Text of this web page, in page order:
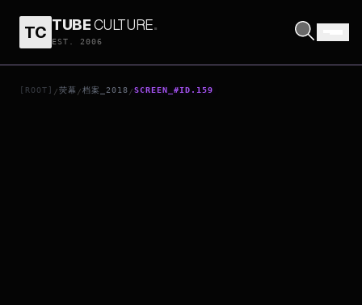
TC TUBECULTURE.
EST. 2006
[ROOT] /荧幕 /档案_2018 /SCREEN_#ID.159
HOMECOMING